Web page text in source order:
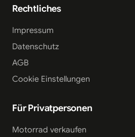
Rechtliches
Impressum
Datenschutz
AGB
Cookie Einstellungen
Für Privatpersonen
Motorrad verkaufen